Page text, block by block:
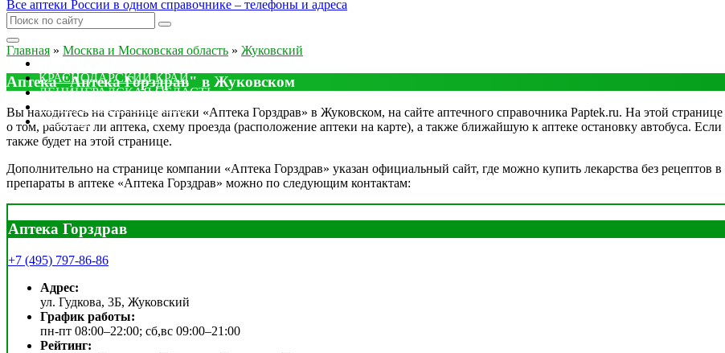
Все аптеки России в одном справочнике – телефоны и адреса
КРАСНОДАРСКИЙ КРАЙ
ЛЕНИНГРАДСКАЯ ОБЛАСТЬ
ДРУГИЕ
Главная » Москва и Московская область » Жуковский
Аптека "Аптека Горздрав" в Жуковском
Вы находитесь на странице аптеки «Аптека Горздрав» в Жуковском, на сайте аптечного справочника Paptek.ru. На этой
о том, работает ли аптека, схему проезда (расположение аптеки на карте), а также ближайшую к аптеке остановку автобуса.
также будет на этой странице.
Дополнительно на странице компании «Аптека Горздрав» указан официальный сайт, где можно купить лекарства без рецептов
препараты в аптеке «Аптека Горздрав» можно по следующим контактам:
Аптека Горздрав
+7 (495) 797-86-86
Адрес:
ул. Гудкова, 3Б, Жуковский
График работы:
пн-пт 08:00–22:00; сб,вс 09:00–21:00
Рейтинг: